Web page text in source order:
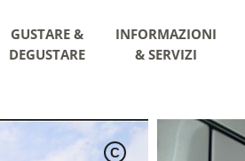
GUSTARE &
DEGUSTARE
INFORMAZIONI
& SERVIZI